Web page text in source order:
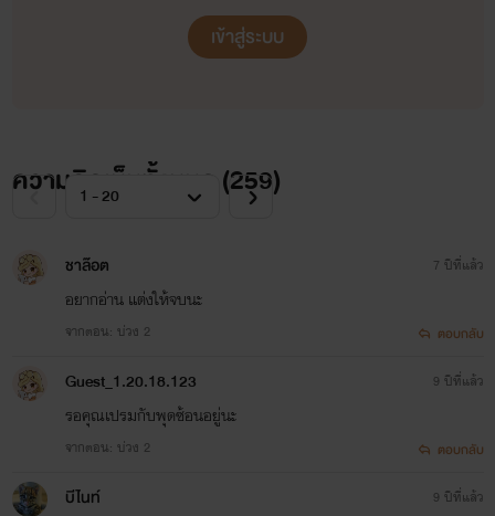
แพรทอง ตะกายตะวัน ประกายนาม คนเขียน
E-book ⬇ คลิ๊กลิ้ง
เข้าสู่ระบบ
ความคิดเห็นทั้งหมด (259)
ชาล๊อต
อยากอ่าน แต่งให้จบนะ
จากตอน: บ่วง 2
7 ปีที่แล้ว
ตอบกลับ
Guest_1.20.18.123
รอคุณเปรมกับพุดซ้อนอยู่นะ
จากตอน: บ่วง 2
9 ปีที่แล้ว
ตอบกลับ
บีไนท์ 9 ปีที่แล้ว